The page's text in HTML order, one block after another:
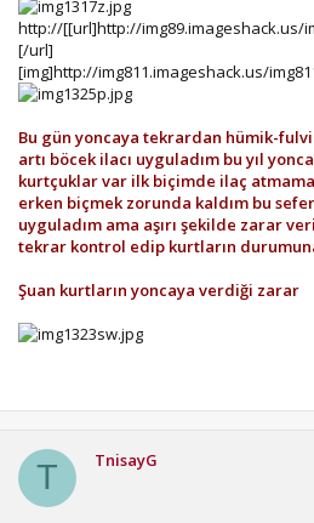
http://[[url]http://img89.imageshack.us/
[/url]
[img]http://img811.imageshack.us/
Bu gün yoncaya tekrardan hümik-
artı böcek ilacı uyguladım bu yıl
kurtçuklar var ilk biçimde ilaç
erken biçmek zorunda kaldım bu
uyguladım ama aşırı şekilde zarar
tekrar kontrol edip kurtların
Şuan kurtların yoncaya verdiği zarar
T TnisayG